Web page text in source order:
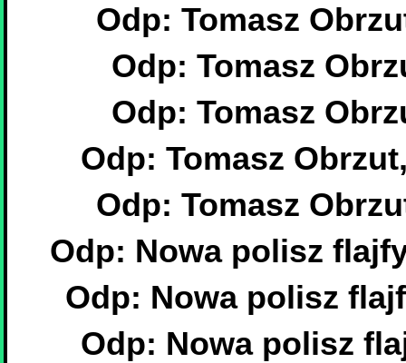
Odp: Tomasz
Odp: Tomasz
Odp: Tomasz
Odp: Tomasz
Odp: Tomasz
Odp: Nowa polisz
Odp: Nowa polisz
Odp: Nowa polisz